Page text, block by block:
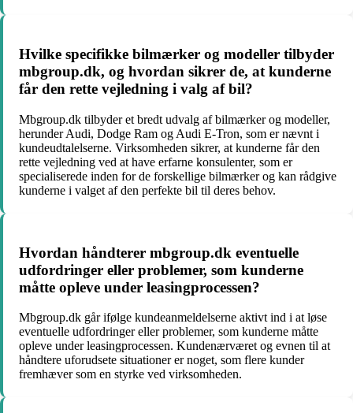
Hvilke specifikke bilmærker og modeller tilbyder
mbgroup.dk, og hvordan sikrer de, at kunderne
får den rette vejledning i valg af bil?
Mbgroup.dk tilbyder et bredt udvalg af bilmærker og modeller,
herunder Audi, Dodge Ram og Audi E-Tron, som er nævnt i
kundeudtalelserne. Virksomheden sikrer, at kunderne får den
rette vejledning ved at have erfarne konsulenter, som er
specialiserede inden for de forskellige bilmærker og kan rådgive
kunderne i valget af den perfekte bil til deres behov.
Hvordan håndterer mbgroup.dk eventuelle
udfordringer eller problemer, som kunderne
måtte opleve under leasingprocessen?
Mbgroup.dk går ifølge kundeanmeldelserne aktivt ind i at løse
eventuelle udfordringer eller problemer, som kunderne måtte
opleve under leasingprocessen. Kundenærværet og evnen til at
håndtere uforudsete situationer er noget, som flere kunder
fremhæver som en styrke ved virksomheden.